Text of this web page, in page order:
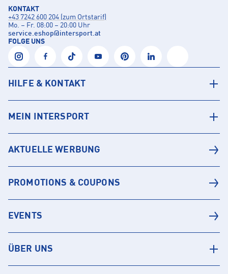
KONTAKT
+43 7242 600 204 (zum Ortstarif)
Mo. – Fr. 08:00 – 20:00 Uhr
service.eshop@intersport.at
FOLGE UNS
HILFE & KONTAKT
MEIN INTERSPORT
AKTUELLE WERBUNG
PROMOTIONS & COUPONS
EVENTS
ÜBER UNS